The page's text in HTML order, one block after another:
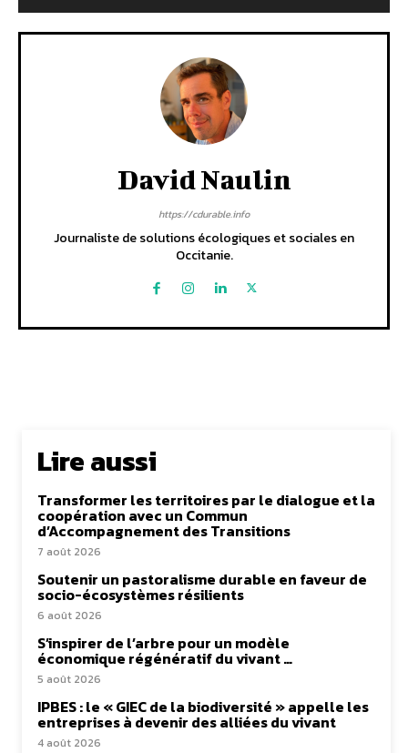
David Naulin
https://cdurable.info
Journaliste de solutions écologiques et sociales en
Occitanie.
Lire aussi
Transformer les territoires par le dialogue et la
coopération avec un Commun
d’Accompagnement des Transitions
7 août 2026
Soutenir un pastoralisme durable en faveur de
socio-écosystèmes résilients
6 août 2026
S’inspirer de l’arbre pour un modèle
économique régénératif du vivant …
5 août 2026
IPBES : le « GIEC de la biodiversité » appelle les
entreprises à devenir des alliées du vivant
4 août 2026